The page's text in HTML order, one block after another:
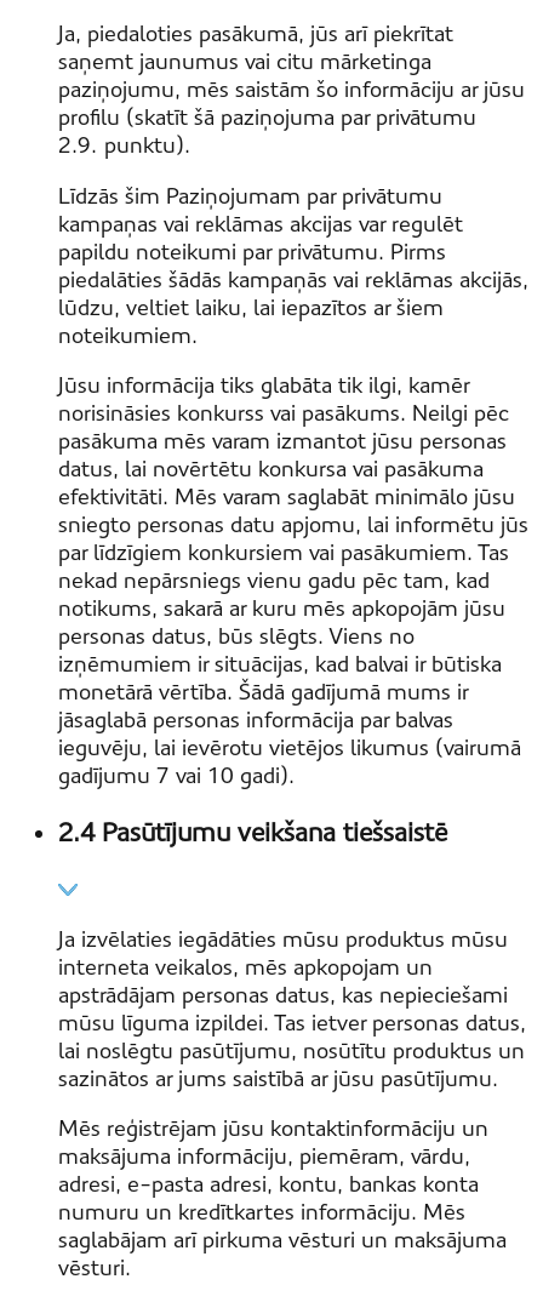
Ja, piedaloties pasākumā, jūs arī piekrītat
saņemt jaunumus vai citu mārketinga
paziņojumu, mēs saistām šo informāciju ar jūsu
profilu (skatīt šā paziņojuma par privātumu
2.9. punktu).
Līdzās šim Paziņojumam par privātumu
kampaņas vai reklāmas akcijas var regulēt
papildu noteikumi par privātumu. Pirms
piedalāties šādās kampaņās vai reklāmas akcijās,
lūdzu, veltiet laiku, lai iepazītos ar šiem
noteikumiem.
Jūsu informācija tiks glabāta tik ilgi, kamēr
norisināsies konkurss vai pasākums. Neilgi pēc
pasākuma mēs varam izmantot jūsu personas
datus, lai novērtētu konkursa vai pasākuma
efektivitāti. Mēs varam saglabāt minimālo jūsu
sniegto personas datu apjomu, lai informētu jūs
par līdzīgiem konkursiem vai pasākumiem. Tas
nekad nepārsniegs vienu gadu pēc tam, kad
notikums, sakarā ar kuru mēs apkopojām jūsu
personas datus, būs slēgts. Viens no
izņēmumiem ir situācijas, kad balvai ir būtiska
monetārā vērtība. Šādā gadījumā mums ir
jāsaglabā personas informācija par balvas
ieguvēju, lai ievērotu vietējos likumus (vairumā
gadījumu 7 vai 10 gadi).
2.4 Pasūtījumu veikšana tiešsaistē
Ja izvēlaties iegādāties mūsu produktus mūsu
interneta veikalos, mēs apkopojam un
apstrādājam personas datus, kas nepieciešami
mūsu līguma izpildei. Tas ietver personas datus,
lai noslēgtu pasūtījumu, nosūtītu produktus un
sazinātos ar jums saistībā ar jūsu pasūtījumu.
Mēs reģistrējam jūsu kontaktinformāciju un
maksājuma informāciju, piemēram, vārdu,
adresi, e-pasta adresi, kontu, bankas konta
numuru un kredītkartes informāciju. Mēs
saglabājam arī pirkuma vēsturi un maksājuma
vēsturi.